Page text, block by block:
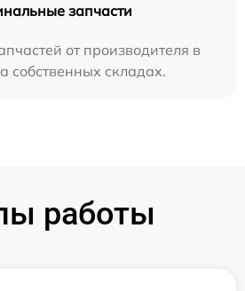
запчасти
от производителя в
собственных складах.
работы